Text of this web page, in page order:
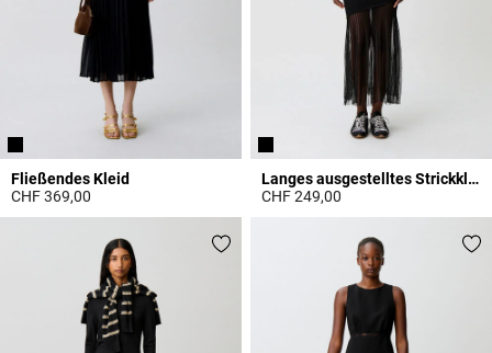
Fließendes Kleid
CHF 369,00
Langes ausgestelltes Strickkleid
CHF 249,00